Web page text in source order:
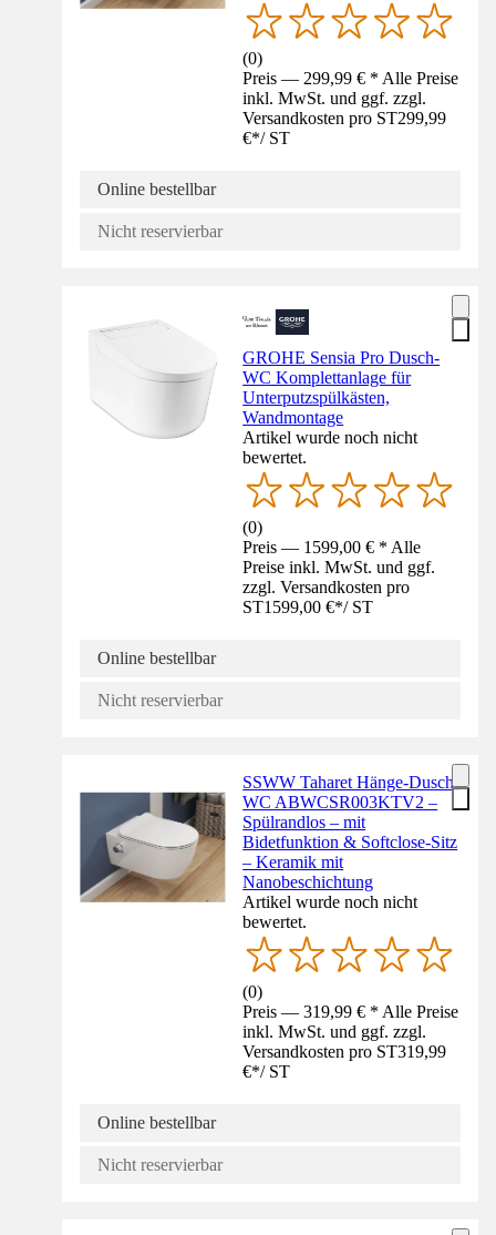
(0)
Preis — 299,99 € * Alle Preise
inkl. MwSt. und ggf. zzgl.
Versandkosten pro ST299,99
€*/ ST
Online bestellbar
Nicht reservierbar
GROHE Sensia Pro Dusch-
WC Komplettanlage für
Unterputzspülkästen,
Wandmontage
Artikel wurde noch nicht
bewertet.
(0)
Preis — 1599,00 € * Alle
Preise inkl. MwSt. und ggf.
zzgl. Versandkosten pro
ST1599,00 €*/ ST
Online bestellbar
Nicht reservierbar
SSWW Taharet Hänge-Dusch-
WC ABWCSR003KTV2 –
Spülrandlos – mit
Bidetfunktion & Softclose-Sitz
– Keramik mit
Nanobeschichtung
Artikel wurde noch nicht
bewertet.
(0)
Preis — 319,99 € * Alle Preise
inkl. MwSt. und ggf. zzgl.
Versandkosten pro ST319,99
€*/ ST
Online bestellbar
Nicht reservierbar